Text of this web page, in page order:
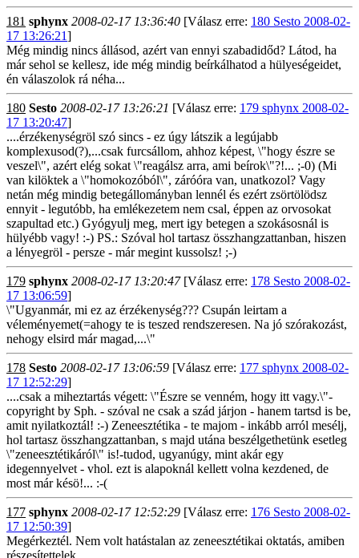
181 sphynx 2008-02-17 13:36:40 [Válasz erre: 180 Sesto 2008-02-
17 13:26:21]
Még mindig nincs állásod, azért van ennyi szabadidőd? Látod, ha
már sehol se kellesz, ide még mindig beírkálhatod a hülyeségeidet,
én válaszolok rá néha...
180 Sesto 2008-02-17 13:26:21 [Válasz erre: 179 sphynx 2008-02-
17 13:20:47]
....érzékenységröl szó sincs - ez úgy látszik a legújabb
komplexusod(?),...csak furcsállom, ahhoz képest, \"hogy észre se
veszel\", azért elég sokat \"reagálsz arra, ami beírok\"?!... ;-0) (Mi
van kilöktek a \"homokozóból\", záróóra van, unatkozol? Vagy
netán még mindig betegállományban lennél és ezért zsörtölödsz
ennyit - legutóbb, ha emlékezetem nem csal, éppen az orvosokat
szapultad etc.) Gyógyulj meg, mert igy betegen a szokásosnál is
hülyébb vagy! :-) PS.: Szóval hol tartasz összhangzattanban, hiszen
a lényegröl - persze - már megint kussolsz! ;-)
179 sphynx 2008-02-17 13:20:47[Válasz erre: 178 Sesto 2008-02-
17 13:06:59]
\"Ugyanmár, mi ez az érzékenység??? Csupán leirtam a
véleményemet(=ahogy te is teszed rendszeresen. Na jó szórakozást,
nehogy elsird már magad,...\"
178 Sesto 2008-02-17 13:06:59 [Válasz erre: 177 sphynx 2008-02-
17 12:52:29]
....csak a miheztartás végett: \"Észre se venném, hogy itt vagy.\"-
copyright by Sph. - szóval ne csak a szád járjon - hanem tartsd is be,
amit nyilatkoztál! :-) Zeneesztétika - te majom - inkább arról mesélj,
hol tartasz összhangzattanban, s majd utána beszélgethetünk esetleg
\"zeneesztétikáról\" is!-tudod, ugyanúgy, mint akár egy
idegennyelvet - vhol. ezt is alapoknál kellett volna kezdened, de
most már késö!... :-(
177 sphynx 2008-02-17 12:52:29 [Válasz erre: 176 Sesto 2008-02-
17 12:50:39]
Megérkeztél. Nem volt hatástalan az zeneesztétikai oktatás, amiben
részesítettelek.